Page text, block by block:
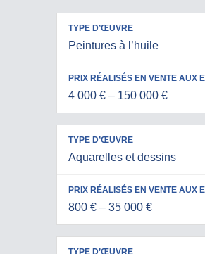
D’ŒUVRE
RÉALISÉS
AUX
ENCHÈRES
Peintures à l’huile
4 000 € – 150 000 €
Aquarelles et dessins
800 € – 35 000 €